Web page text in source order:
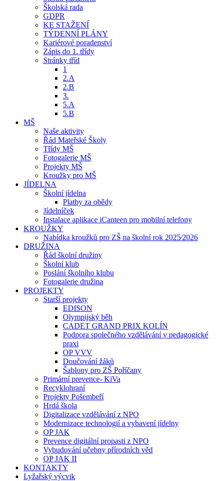
Školská rada
GDPR
KE STAŽENÍ
TÝDENNÍ PLÁNY
Kariérové poradenství
Zápis do 1. třídy
Stránky tříd
1
2.A
2.B
3.
5.A
5.B
MŠ
Naše aktivity
Řád Mateřské Školy
Třídy MŠ
Fotogalerie MŠ
Projekty MŠ
Kroužky pro MŠ
JÍDELNA
Školní jídelna
Platby za obědy
Jídelníček
Instalace aplikace iCanteen pro mobilní telefony
KROUŽKY
Nabídka kroužků pro ZŠ na školní rok 2025⁄2026
DRUŽINA
Řád školní družiny
Školní klub
Poslání školního klubu
Fotogalerie družina
PROJEKTY
Starší projekty
EDISON
Olympijský běh
CADET GRAND PRIX KOLÍN
Podpora společného vzdělávání v pedagogické
praxi
OP VVV
Doučování žáků
Šablony pro ZŠ Poříčany
Primární prevence- KiVa
Recyklohraní
Projekty Pošembeří
Hrdá škola
Digitalizace vzdělávání z NPO
Modernizace technologií a vybavení jídelny
OP JAK
Prevence digitální propasti z NPO
Vybudování učebny přírodních věd
OP JAK II
KONTAKTY
Lyžařský výcvik